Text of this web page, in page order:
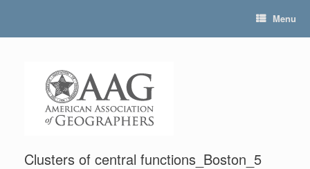
Menu
Clusters of central functions_Boston_5